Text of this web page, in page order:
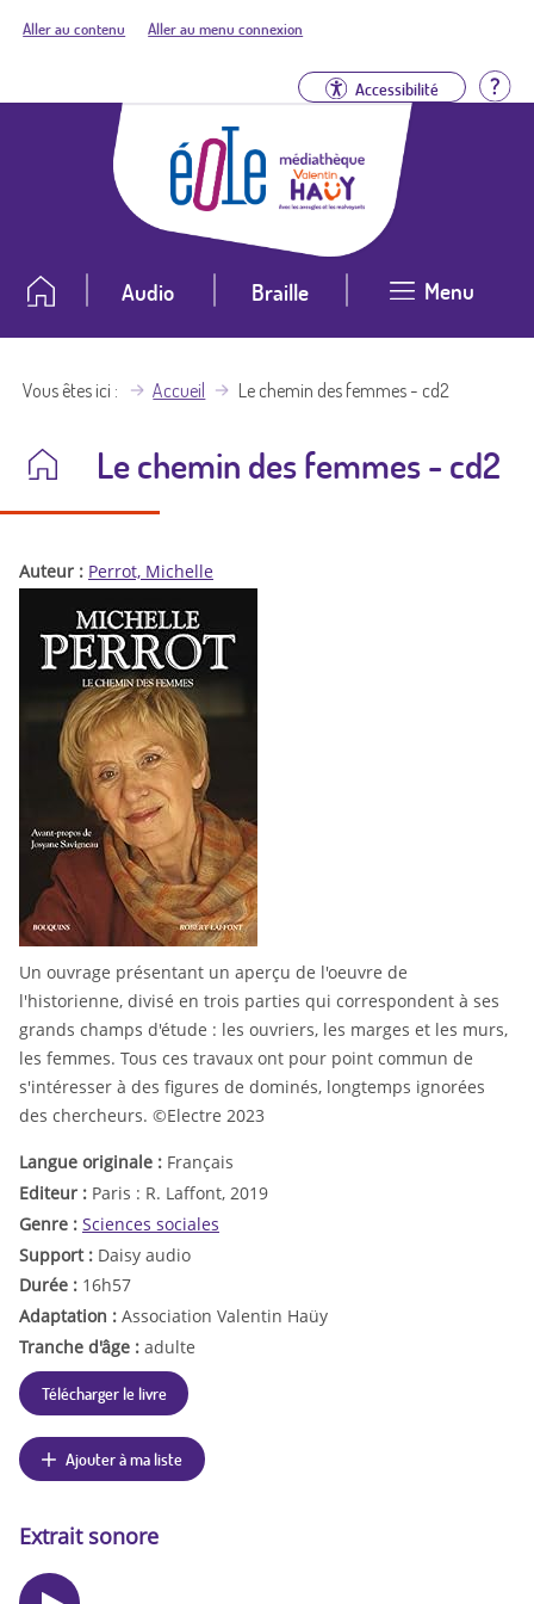
Aller au contenu Aller au menu connexion
Accessibilité
Audio Braille Menu
Vous êtes ici Accueil Le chemin des femmes - cd2
Le chemin des femmes - cd2
Auteur : Perrot, Michelle
Un ouvrage présentant un aperçu de l'oeuvre de
l'historienne, divisé en trois parties qui correspondent à ses
grands champs d'étude : les ouvriers, les marges et les murs,
les femmes. Tous ces travaux ont pour point commun de
s'intéresser à des figures de dominés, longtemps ignorées
des chercheurs. ©Electre 2023
Langue originale : Français
Editeur : Paris : R. Laffont, 2019
Genre : Sciences sociales
Support : Daisy audio
Durée : 16h57
Adaptation : Association Valentin Haüy
Tranche d'âge : adulte
Télécharger le livre
Ajouter à ma liste
Extrait sonore